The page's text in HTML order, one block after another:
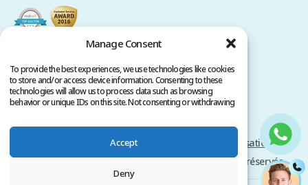
Manage Consent
To provide the best experiences, we use technologies like cookies
to store and/or access device information. Consenting to these
technologies will allow us to process data such as browsing
behavior or unique IDs on this site. Not consenting or withdrawing
Accept
Deny
Politique de Confidentialité
Conditions d'utilisation
Copyright @ 2026 www.clinicana.com. Tous droits réservés.